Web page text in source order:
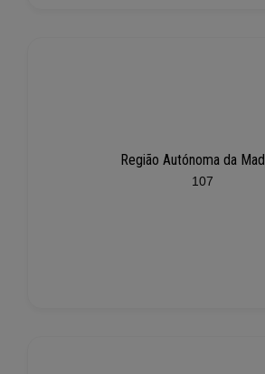
Região Autónoma da
107